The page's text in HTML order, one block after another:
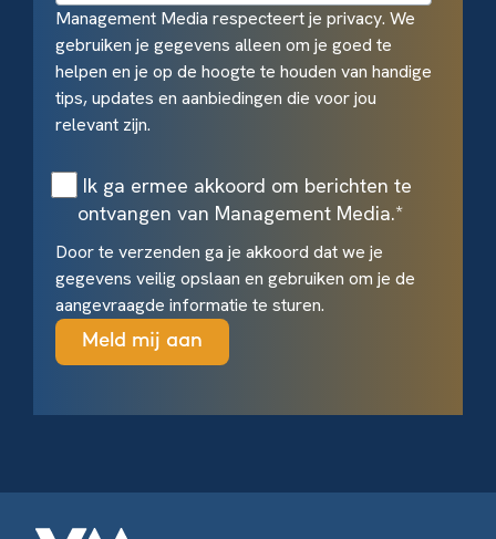
Management Media respecteert je privacy. We
gebruiken je gegevens alleen om je goed te
helpen en je op de hoogte te houden van handige
tips, updates en aanbiedingen die voor jou
relevant zijn.
Ik ga ermee akkoord om berichten te
ontvangen van Management Media.*
Door te verzenden ga je akkoord dat we je
gegevens veilig opslaan en gebruiken om je de
aangevraagde informatie te sturen.